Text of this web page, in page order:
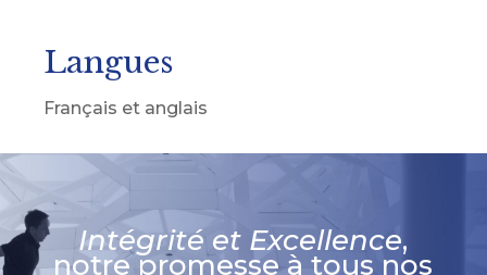
Langues
Français et anglais
Intégrité et Excellence,
notre promesse à tous nos